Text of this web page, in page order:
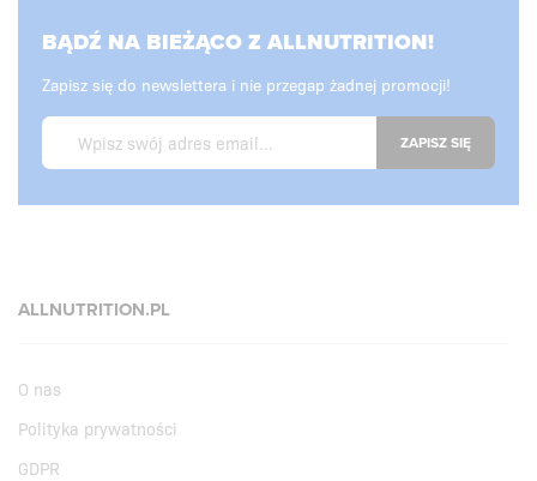
BĄDŹ NA BIEŻĄCO Z ALLNUTRITION!
Zapisz się do newslettera i nie przegap żadnej promocji!
ZAPISZ SIĘ
ALLNUTRITION.PL
O nas
Polityka prywatności
GDPR